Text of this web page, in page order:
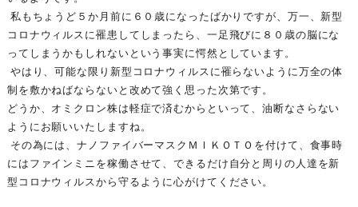
私もちょうど５か月前に６０歳になったばかりですが、万一、新型
コロナウィルスに罹患してしまったら、一足飛びに８０歳の脳にな
ってしまうかもしれないという事実に愕然としています。
やはり、可能な限り新型コロナウィルスに罹らないように万全の体
制を敷かねばならないと改めて強く思った次第です。
どうか、オミクロン株は軽症で済むからといって、油断なさらない
ようにお願いいたしますね。
その為には、ナノファイバーマスクＭＩＫＯＴＯを付けて、食事時
にはファインミニを稼働させて、できるだけ自分と周りの人達を新
型コロナウィルスから守るように心がけてください。